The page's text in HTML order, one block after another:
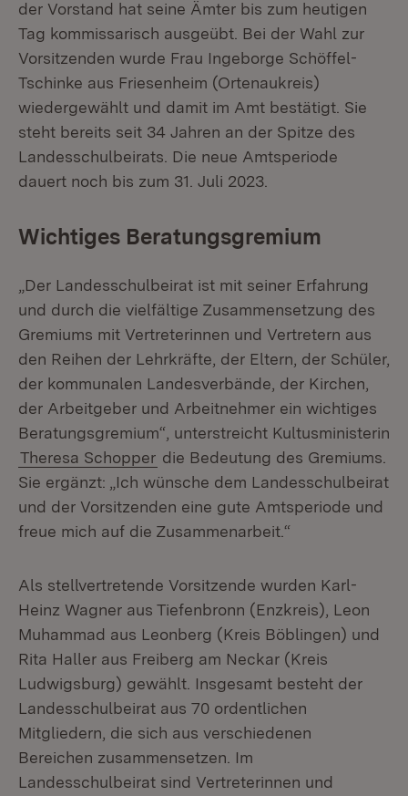
der Vorstand hat seine Ämter bis zum heutigen
Tag kommissarisch ausgeübt. Bei der Wahl zur
Vorsitzenden wurde Frau Ingeborge Schöffel-
Tschinke aus Friesenheim (Ortenaukreis)
wiedergewählt und damit im Amt bestätigt. Sie
steht bereits seit 34 Jahren an der Spitze des
Landesschulbeirats. Die neue Amtsperiode
dauert noch bis zum 31. Juli 2023.
Wichtiges Beratungsgremium
„Der Landesschulbeirat ist mit seiner Erfahrung
und durch die vielfältige Zusammensetzung des
Gremiums mit Vertreterinnen und Vertretern aus
den Reihen der Lehrkräfte, der Eltern, der Schüler,
der kommunalen Landesverbände, der Kirchen,
der Arbeitgeber und Arbeitnehmer ein wichtiges
Beratungsgremium“, unterstreicht Kultusministerin
Theresa Schopper die Bedeutung des Gremiums.
Sie ergänzt: „Ich wünsche dem Landesschulbeirat
und der Vorsitzenden eine gute Amtsperiode und
freue mich auf die Zusammenarbeit.“
Als stellvertretende Vorsitzende wurden Karl-
Heinz Wagner aus Tiefenbronn (Enzkreis), Leon
Muhammad aus Leonberg (Kreis Böblingen) und
Rita Haller aus Freiberg am Neckar (Kreis
Ludwigsburg) gewählt. Insgesamt besteht der
Landesschulbeirat aus 70 ordentlichen
Mitgliedern, die sich aus verschiedenen
Bereichen zusammensetzen. Im
Landesschulbeirat sind Vertreterinnen und